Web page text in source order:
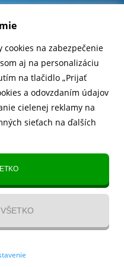
balíčkov
1-2 dní
recenzie
fanúšikov
fanúšikov
/ Magazín
na zabezpečenie
aj na personalizáciu
na tlačidlo „Prijať
a odovzdaním údajov
cielenej reklamy na
sieťach na ďalších